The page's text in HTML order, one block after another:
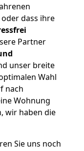
dass ihre
Partner
unser breite
Wahl
nach
Wohnung
wir haben die
Sie uns noch